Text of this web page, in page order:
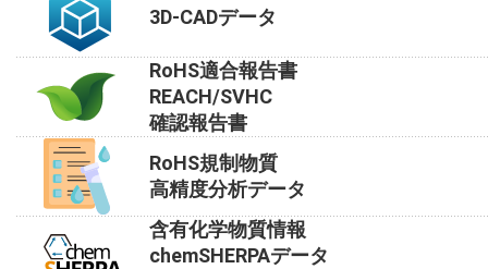
3D-CADデータ
RoHS適合報告書
REACH/SVHC
確認報告書
RoHS規制物質
高精度分析データ
含有化学物質情報
chemSHERPAデータ